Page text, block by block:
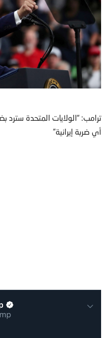
ترامب: “الولايات المتحدة سترد
أي ضربة إيرانية”